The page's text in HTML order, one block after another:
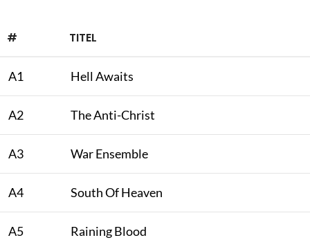
# TITEL
A1 Hell Awaits
A2 The Anti-Christ
A3 War Ensemble
A4 South Of Heaven
A5 Raining Blood